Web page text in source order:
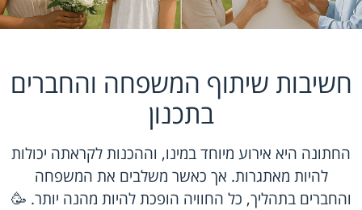
חשיבות שיתוף המשפחה והחברים
בתכנון
החתונה היא אירוע מיוחד במינו, וההכנות לקראתה יכולות
להיות מאתגרות. אך כאשר משלבים את המשפחה
והחברים בתהליך, כל החוויה הופכת להיות מהנה יותר. 🥳